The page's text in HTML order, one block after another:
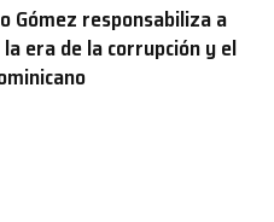
Gómez responsabiliza a
era de la corrupción y el